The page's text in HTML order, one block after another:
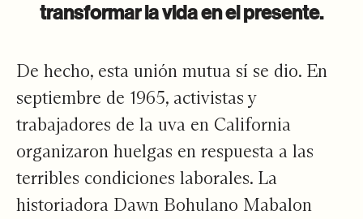
transformar la vida en el presente.
De hecho, esta unión mutua sí se dio. En
septiembre de 1965, activistas y
trabajadores de la uva en California
organizaron huelgas en respuesta a las
terribles condiciones laborales. La
historiadora Dawn Bohulano Mabalon